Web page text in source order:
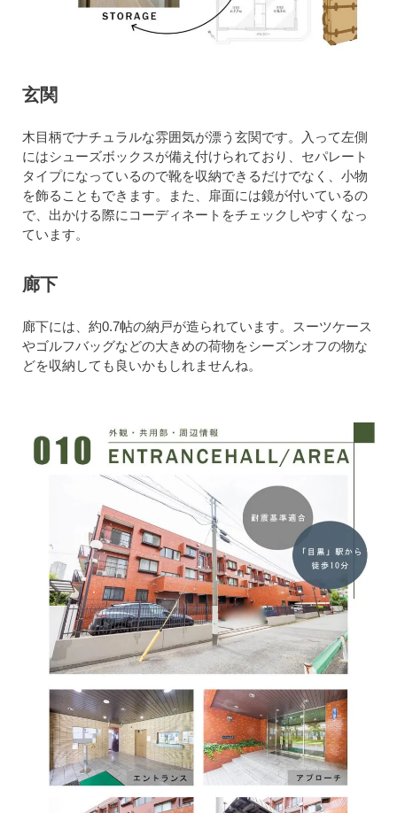
玄関
木目柄でナチュラルな雰囲気が漂う玄関です。入って左側
にはシューズボックスが備え付けられており、セパレート
タイプになっているので靴を収納できるだけでなく、小物
を飾ることもできます。また、扉面には鏡が付いているの
で、出かける際にコーディネートをチェックしやすくなっ
ています。
廊下
廊下には、約0.7帖の納戸が造られています。スーツケース
やゴルフバッグなどの大きめの荷物をシーズンオフの物な
どを収納しても良いかもしれませんね。